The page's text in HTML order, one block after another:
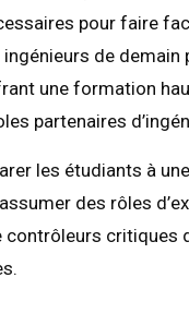
pour faire
de demain
une formation
partenaires
les étudiants à
des rôles
critiques